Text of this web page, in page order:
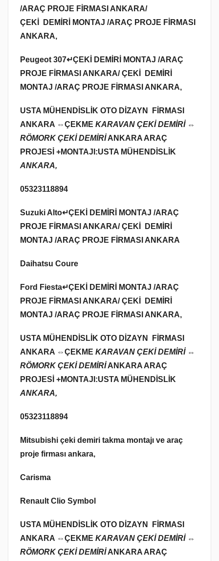
/ARAÇ PROJE FİRMASI ANKARA/
ÇEKİ DEMİRİ MONTAJ /ARAÇ PROJE FİRMASI
ANKARA,
Peugeot 307↵ÇEKİ DEMİRİ MONTAJ /ARAÇ
PROJE FİRMASI ANKARA/ ÇEKİ DEMİRİ
MONTAJ /ARAÇ PROJE FİRMASI ANKARA,
USTA MÜHENDİSLİK OTO DİZAYN FİRMASI
ANKARA ⇔ÇEKME KARAVAN ÇEKİ DEMİRİ ⇔
RÖMORK ÇEKİ DEMİRİANKARA ARAÇ
PROJESİ +MONTAJI:USTA MÜHENDİSLİK
ANKARA,
05323118894
Suzuki Alto↵ÇEKİ DEMİRİ MONTAJ /ARAÇ
PROJE FİRMASI ANKARA/ ÇEKİ DEMİRİ
MONTAJ /ARAÇ PROJE FİRMASI ANKARA
Daihatsu Coure
Ford Fiesta↵ÇEKİ DEMİRİ MONTAJ /ARAÇ
PROJE FİRMASI ANKARA/ ÇEKİ DEMİRİ
MONTAJ /ARAÇ PROJE FİRMASI ANKARA,
USTA MÜHENDİSLİK OTO DİZAYN FİRMASI
ANKARA ⇔ÇEKME KARAVAN ÇEKİ DEMİRİ ⇔
RÖMORK ÇEKİ DEMİRİANKARA ARAÇ
PROJESİ +MONTAJI:USTA MÜHENDİSLİK
ANKARA,
05323118894
Mitsubishi çeki demiri takma montajı ve araç
proje firması ankara,
Carisma
Renault Clio Symbol
USTA MÜHENDİSLİK OTO DİZAYN FİRMASI
ANKARA ⇔ÇEKME KARAVAN ÇEKİ DEMİRİ ⇔
RÖMORK ÇEKİ DEMİRİANKARA ARAÇ